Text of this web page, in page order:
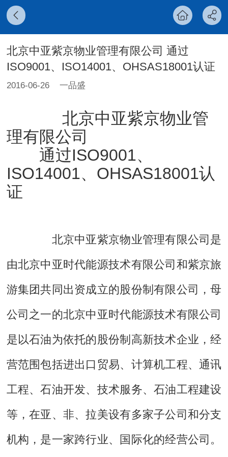
北京中亚紫京物业管理有限公司 通过
ISO9001、ISO14001、OHSAS18001认证
2016-06-26 一品盛
北京中亚紫京物业管
理有限公司
通过ISO9001、
ISO14001、OHSAS18001认
证
北京中亚紫京物业管理有限公司是
由北京中亚时代能源技术有限公司和紫京旅
游集团共同出资成立的股份制有限公司，母
公司之一的北京中亚时代能源技术有限公司
是以石油为依托的股份制高新技术企业，经
营范围包括进出口贸易、计算机工程、通讯
工程、石油开发、技术服务、石油工程建设
等，在亚、非、拉美设有多家子公司和分支
机构，是一家跨行业、国际化的经营公司。